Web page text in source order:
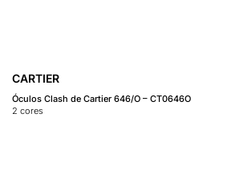
CARTIER
Óculos Clash de Cartier 646/O – CT0646O
2 cores